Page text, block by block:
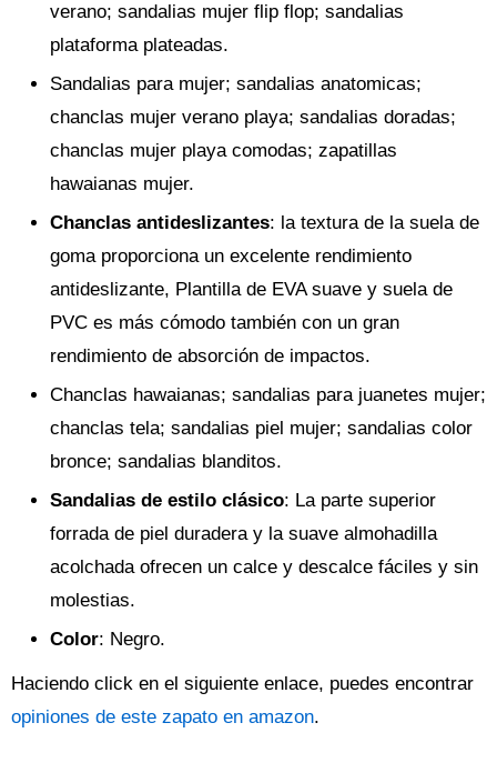
verano; sandalias mujer flip flop; sandalias
plataforma plateadas.
Sandalias para mujer; sandalias anatomicas;
chanclas mujer verano playa; sandalias doradas;
chanclas mujer playa comodas; zapatillas
hawaianas mujer.
Chanclas antideslizantes: la textura de la suela de
goma proporciona un excelente rendimiento
antideslizante, Plantilla de EVA suave y suela de
PVC es más cómodo también con un gran
rendimiento de absorción de impactos.
Chanclas hawaianas; sandalias para juanetes mujer;
chanclas tela; sandalias piel mujer; sandalias color
bronce; sandalias blanditos.
Sandalias de estilo clásico: La parte superior
forrada de piel duradera y la suave almohadilla
acolchada ofrecen un calce y descalce fáciles y sin
molestias.
Color: Negro.
Haciendo click en el siguiente enlace, puedes encontrar
opiniones de este zapato en amazon.